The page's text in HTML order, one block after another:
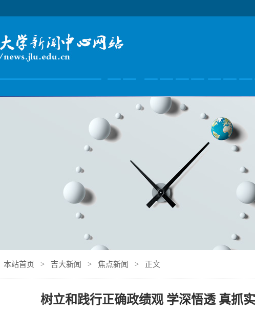
本站首页 > 吉大新闻 > 焦点新闻 > 正文
树立和践行正确政绩观 学深悟透 真抓